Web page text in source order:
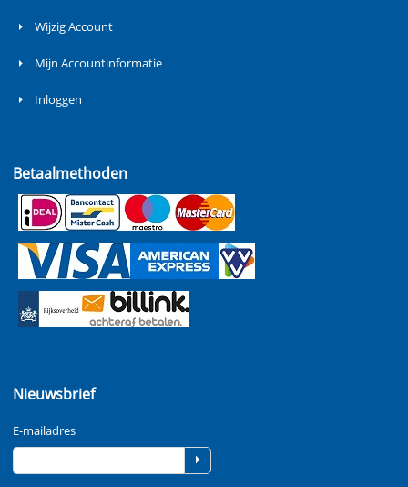
Wijzig Account
Mijn Accountinformatie
Inloggen
Betaalmethoden
Nieuwsbrief
E-mailadres